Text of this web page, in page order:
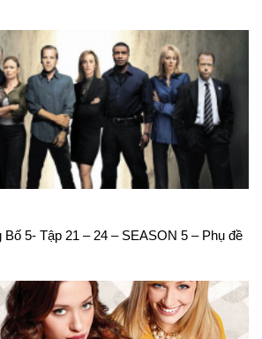
5- Tập 21 – 24 – SEASON 5 – Phụ đề